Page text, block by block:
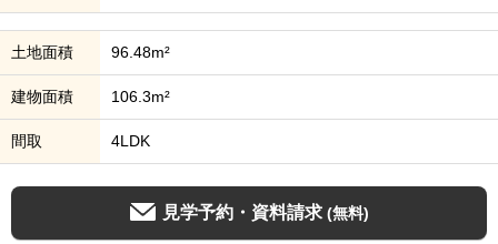
土地面積 96.48m²
建物面積 106.3m²
間取 4LDK
見学予約・資料請求 (無料)